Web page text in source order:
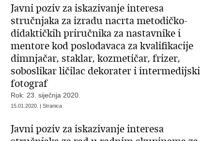
Javni poziv za iskazivanje interesa
stručnjaka za izradu nacrta metodičko-
didaktičkih priručnika za nastavnike i
mentore kod poslodavaca za kvalifikacije
dimnjačar, staklar, kozmetičar, frizer,
soboslikar ličilac dekorater i intermedijski
fotograf
Rok: 23. siječnja 2020.
15.01.2020. | Stranica
Javni poziv za iskazivanje interesa